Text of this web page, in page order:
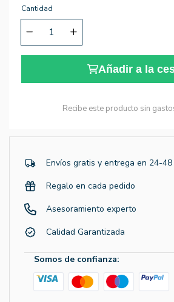
Cantidad
Añadir a la
Recibe este producto sin
Envíos gratis y entrega en 24-48
Regalo en cada pedido
Asesoramiento experto
Calidad Garantizada
Somos de confianza: